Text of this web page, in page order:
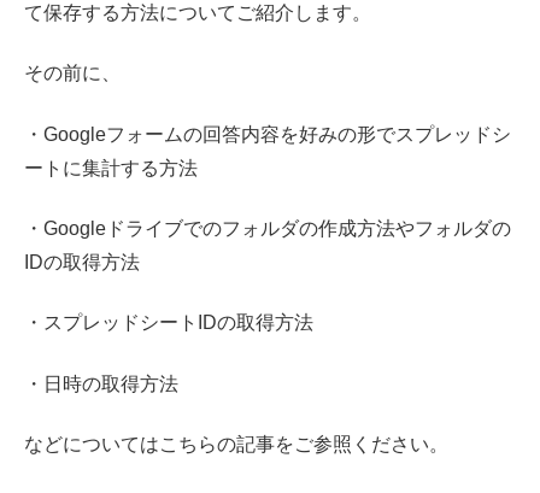
て保存する方法についてご紹介します。
その前に、
・Googleフォームの回答内容を好みの形でスプレッドシ
ートに集計する方法
・Googleドライブでのフォルダの作成方法やフォルダの
IDの取得方法
・スプレッドシートIDの取得方法
・日時の取得方法
などについてはこちらの記事をご参照ください。